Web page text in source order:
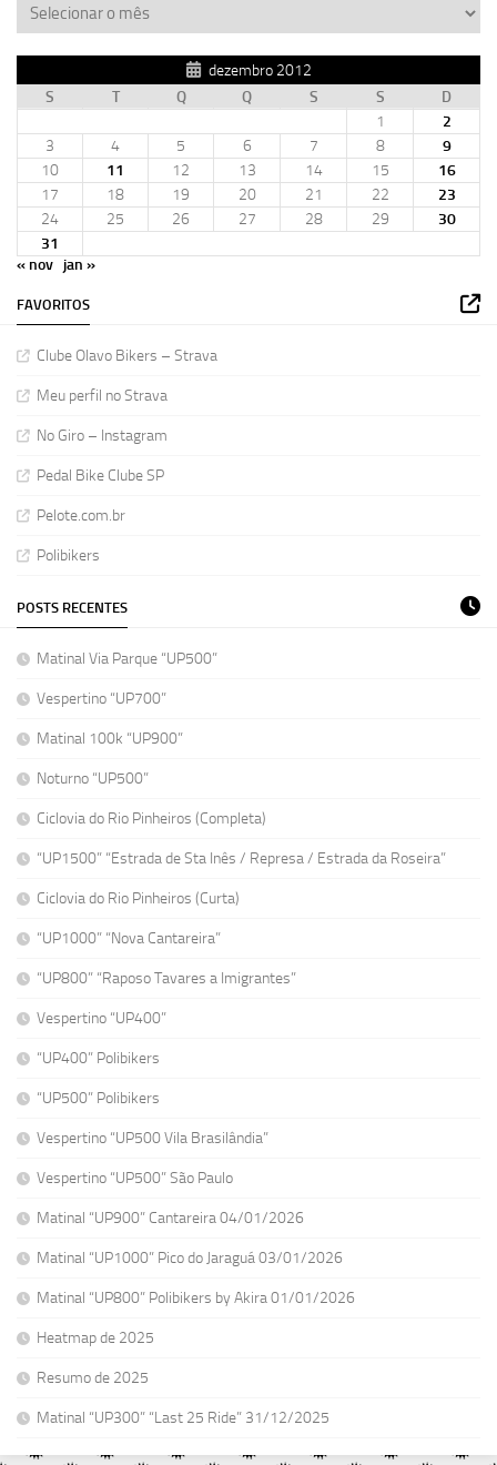
dezembro 2012
S
T Q Q S S
D
1
2
3
4 5 6 7 8
9
10
11 12 13 14 15
16
17
18 19 20 21 22
23
24
25 26 27 28 29
30
31
« nov jan »
FAVORITOS
Clube Olavo Bikers – Strava
Meu perfil no Strava
No Giro – Instagram
Pedal Bike Clube SP
Pelote.com.br
Polibikers
POSTS RECENTES
Matinal Via Parque “UP500”
Vespertino “UP700”
Matinal 100k “UP900”
Noturno “UP500”
Ciclovia do Rio Pinheiros (Completa)
“UP1500” “Estrada de Sta Inês / Represa / Estrada da Roseira”
Ciclovia do Rio Pinheiros (Curta)
“UP1000” “Nova Cantareira”
“UP800” “Raposo Tavares a Imigrantes”
Vespertino “UP400”
“UP400” Polibikers
“UP500” Polibikers
Vespertino “UP500 Vila Brasilândia”
Vespertino “UP500” São Paulo
Matinal “UP900” Cantareira 04/01/2026
Matinal “UP1000” Pico do Jaraguá 03/01/2026
Matinal “UP800” Polibikers by Akira 01/01/2026
Heatmap de 2025
Resumo de 2025
Matinal “UP300” “Last 25 Ride” 31/12/2025